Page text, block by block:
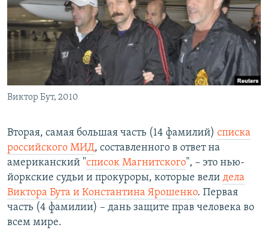
ПОДПИШИТЕСЬ НА РАССЫЛКУ
СОЦИАЛЬНЫЕ СЕТИ
Все сайты РСЕ/РС
Виктор Бут, 2010
Вторая, самая большая часть (14 фамилий) списка
российского МИД, составленного в ответ на
американский "список Магнитского", – это нью-
йоркские судьи и прокуроры, которые вели дела
Виктора Бута и Константина Ярошенко. Первая
часть (4 фамилии) – дань защите прав человека во
всем мире.